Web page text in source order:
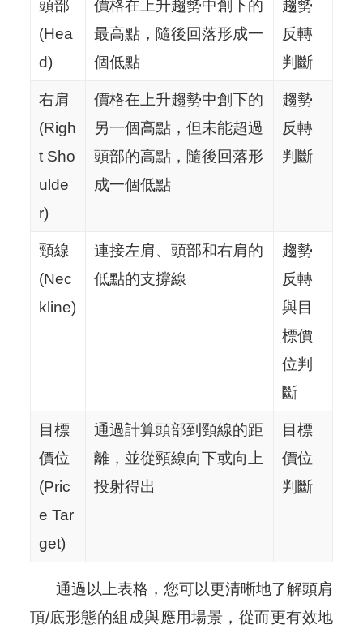
頭部
(Hea
d)
價格在上升趨勢中創下的
最高點，隨後回落形成一
個低點
趨勢
反轉
判斷
右肩
(Righ
t Sho
ulde
r)
價格在上升趨勢中創下的
另一個高點，但未能超過
頭部的高點，隨後回落形
成一個低點
趨勢
反轉
判斷
頸線
(Nec
kline)
連接左肩、頭部和右肩的
低點的支撐線
趨勢
反轉
與目
標價
位判
斷
目標
價位
(Pric
e Tar
get)
通過計算頭部到頸線的距
離，並從頸線向下或向上
投射得出
目標
價位
判斷
通過以上表格，您可以更清晰地了解頭肩
頂/底形態的組成與應用場景，從而更有效地